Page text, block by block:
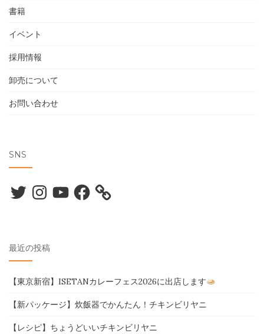
書籍
イベント
採用情報
卸売について
お問い合わせ
SNS
TwitterInstagramYouTubeFacebook
最近の投稿
【東京新宿】ISETANカレーフェス2026に出店します
【新パッケージ】炊飯器でかんたん！チキンビリヤニ
【レシピ】ちょうどいいチキンビリヤニ